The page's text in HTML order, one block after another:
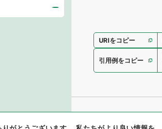
URIをコピー
引用例をコピー